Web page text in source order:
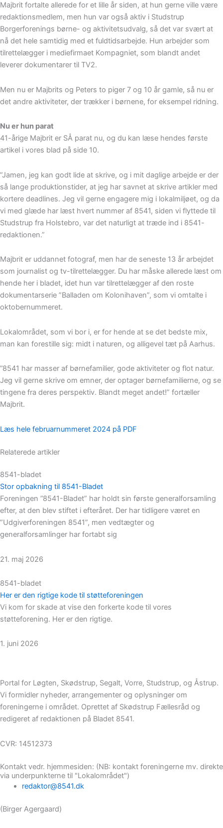
Majbrit fortalte allerede for et lille år siden, at hun gerne ville være
redaktionsmedlem, men hun var også aktiv i Studstrup
Borgerforenings børne- og aktivitetsudvalg, så det var svært at
nå det hele samtidig med et fuldtidsarbejde. Hun arbejder som
tilrettelægger i mediefirmaet Kompagniet, som blandt andet
leverer dokumentarer til TV2.
Men nu er Majbrits og Peters to piger 7 og 10 år gamle, så nu er
det andre aktiviteter, der trækker i børnene, for eksempel ridning.
Nu er hun parat
41-årige Majbrit er SÅ parat nu, og du kan læse hendes første
artikel i vores blad på side 10.
”Jamen, jeg kan godt lide at skrive, og i mit daglige arbejde er der
så lange produktionstider, at jeg har savnet at skrive artikler med
kortere deadlines. Jeg vil gerne engagere mig i lokalmiljøet, og da
vi med glæde har læst hvert nummer af 8541, siden vi flyttede til
Studstrup fra Holstebro, var det naturligt at træde ind i 8541-
redaktionen.”
Majbrit er uddannet fotograf, men har de seneste 13 år arbejdet
som journalist og tv-tilrettelægger. Du har måske allerede læst om
hende her i bladet, idet hun var tilrettelægger af den roste
dokumentarserie ”Balladen om Kolonihaven”, som vi omtalte i
oktobernummeret.
Lokalområdet, som vi bor i, er for hende at se det bedste mix,
man kan forestille sig: midt i naturen, og alligevel tæt på Aarhus.
”8541 har masser af børnefamilier, gode aktiviteter og flot natur.
Jeg vil gerne skrive om emner, der optager børnefamilierne, og se
tingene fra deres perspektiv. Blandt meget andet!” fortæller
Majbrit.
Læs hele februarnummeret 2024 på PDF
Relaterede artikler
8541-bladet
Stor opbakning til 8541-Bladet
Foreningen ”8541-Bladet” har holdt sin første generalforsamling
efter, at den blev stiftet i efteråret. Der har tidligere været en
”Udgiverforeningen 8541”, men vedtægter og
generalforsamlinger har fortabt sig
21. maj 2026
8541-bladet
Her er den rigtige kode til støtteforeningen
Vi kom for skade at vise den forkerte kode til vores
støtteforening. Her er den rigtige.
1. juni 2026
Portal for Løgten, Skødstrup, Segalt, Vorre, Studstrup, og Åstrup.
Vi formidler nyheder, arrangementer og oplysninger om
foreningerne i området. Oprettet af Skødstrup Fællesråd og
redigeret af redaktionen på Bladet 8541.
CVR: 14512373
Kontakt vedr. hjemmesiden: (NB: kontakt foreningerne mv. direkte
via underpunkterne til "Lokalområdet")
redaktor@8541.dk
(Birger Agergaard)